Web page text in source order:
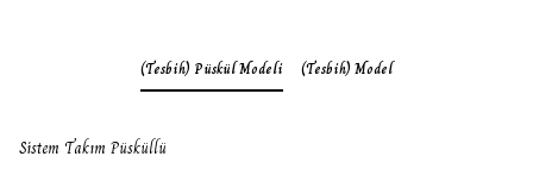
(Tesbih) Püskül Modeli (Tesbih) Model
Sistem Takım Püsküllü